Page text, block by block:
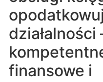
działalności
finansowe i